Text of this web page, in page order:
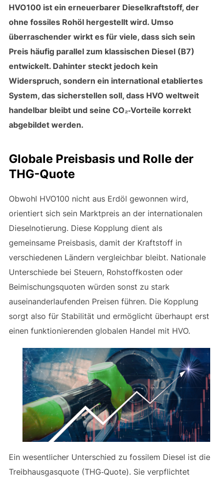
HVO100 ist ein erneuerbarer Dieselkraftstoff, der
ohne fossiles Rohöl hergestellt wird. Umso
überraschender wirkt es für viele, dass sich sein
Preis häufig parallel zum klassischen Diesel (B7)
entwickelt. Dahinter steckt jedoch kein
Widerspruch, sondern ein international etabliertes
System, das sicherstellen soll, dass HVO weltweit
handelbar bleibt und seine CO₂‑Vorteile korrekt
abgebildet werden.
Globale Preisbasis und Rolle der
THG-Quote
Obwohl HVO100 nicht aus Erdöl gewonnen wird,
orientiert sich sein Marktpreis an der internationalen
Dieselnotierung. Diese Kopplung dient als
gemeinsame Preisbasis, damit der Kraftstoff in
verschiedenen Ländern vergleichbar bleibt. Nationale
Unterschiede bei Steuern, Rohstoffkosten oder
Beimischungsquoten würden sonst zu stark
auseinanderlaufenden Preisen führen. Die Kopplung
sorgt also für Stabilität und ermöglicht überhaupt erst
einen funktionierenden globalen Handel mit HVO.
Ein wesentlicher Unterschied zu fossilem Diesel ist die
Treibhausgasquote (THG‑Quote). Sie verpflichtet